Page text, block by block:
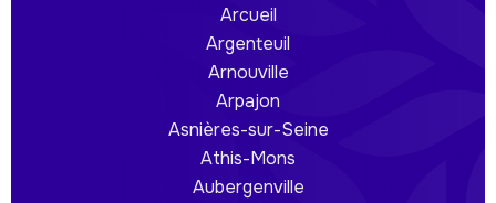
Arcueil
Argenteuil
Arnouville
Arpajon
Asnières-sur-Seine
Athis-Mons
Aubergenville